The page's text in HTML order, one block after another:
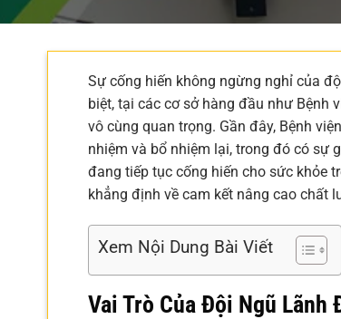
Sự cống hiến không ngừng nghỉ của
biệt, tại các cơ sở hàng đầu như Bệnh
vô cùng quan trọng. Gần đây, Bệnh
nhiệm và bổ nhiệm lại, trong đó có sự
đang tiếp tục cống hiến cho sức khỏe
khẳng định về cam kết nâng cao chất
Xem Nội Dung Bài Viết
Vai Trò Của Đội Ngũ Lãnh